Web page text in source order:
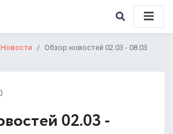
Новости Обзор новостей 02.03 - 08.03
02.03 -